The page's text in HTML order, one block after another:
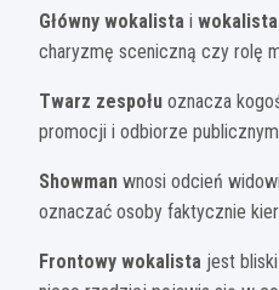
Główny wokalista i
charyzmę sceniczną czy rolę
Twarz zespołu oznacza
promocji i odbiorze
Showman wnosi odcień
oznaczać osoby faktycznie
Frontowy wokalista jest